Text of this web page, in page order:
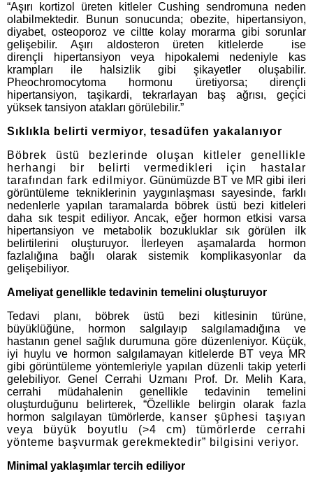
“Aşırı kortizol üreten kitleler Cushing sendromuna neden
olabilmektedir. Bunun sonucunda; obezite, hipertansiyon,
diyabet, osteoporoz ve ciltte kolay morarma gibi sorunlar
gelişebilir. Aşırı aldosteron üreten kitlelerde ise
dirençli hipertansiyon veya hipokalemi nedeniyle kas
krampları ile halsizlik gibi şikayetler oluşabilir.
Pheochromocytoma hormonu üretiyorsa; dirençli
hipertansiyon, taşikardi, tekrarlayan baş ağrısı, geçici
yüksek tansiyon atakları görülebilir.”
Sıklıkla belirti vermiyor, tesadüfen yakalanıyor
Böbrek üstü bezlerinde oluşan kitleler genellikle
herhangi bir belirti vermedikleri için hastalar
tarafından fark edilmiyor. Günümüzde BT ve MR gibi ileri
görüntüleme tekniklerinin yaygınlaşması sayesinde, farklı
nedenlerle yapılan taramalarda böbrek üstü bezi kitleleri
daha sık tespit ediliyor. Ancak, eğer hormon etkisi varsa
hipertansiyon ve metabolik bozukluklar
sık görülen ilk
belirtilerini oluşturuyor. İlerleyen aşamalarda hormon
fazlalığına bağlı olarak sistemik komplikasyonlar da
gelişebiliyor.
Ameliyat genellikle tedavinin temelini oluşturuyor
Tedavi planı, böbrek üstü bezi kitlesinin türüne,
büyüklüğüne, hormon salgılayıp salgılamadığına ve
hastanın genel sağlık durumuna göre düzenleniyor. Küçük,
iyi huylu ve hormon salgılamayan kitlelerde BT veya MR
gibi görüntüleme yöntemleriyle yapılan düzenli takip yeterli
gelebiliyor. Genel Cerrahi Uzmanı Prof. Dr. Melih Kara,
cerrahi müdahalenin genellikle tedavinin temelini
oluşturduğunu belirterek, “Özellikle belirgin olarak fazla
hormon salgılayan tümörlerde,
kanser şüphesi taşıyan
veya büyük boyutlu (>4 cm) tümörlerde cerrahi
yönteme başvurmak gerekmektedir” bilgisini veriyor.
Minimal yaklaşımlar tercih ediliyor